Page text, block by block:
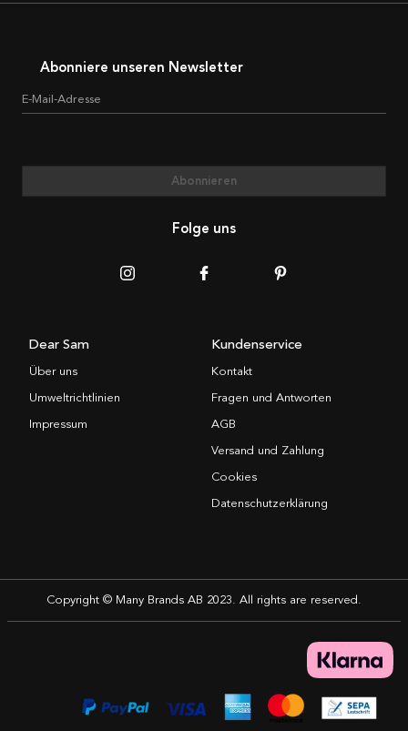
Abonniere unseren Newsletter
E-Mail-Adresse
Abonnieren
Folge uns
Dear Sam
Über uns
Umweltrichtlinien
Impressum
Kundenservice
Kontakt
Fragen und Antworten
AGB
Versand und Zahlung
Cookies
Datenschutzerklärung
Copyright © Many Brands AB 2023. All rights are reserved.